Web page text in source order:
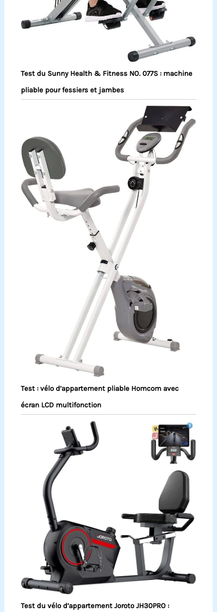
Test du Sunny Health & Fitness NO. 077S : machine
pliable pour fessiers et jambes
Test : vélo d’appartement pliable Homcom avec
écran LCD multifonction
Test du vélo d’appartement Joroto JH30PRO :